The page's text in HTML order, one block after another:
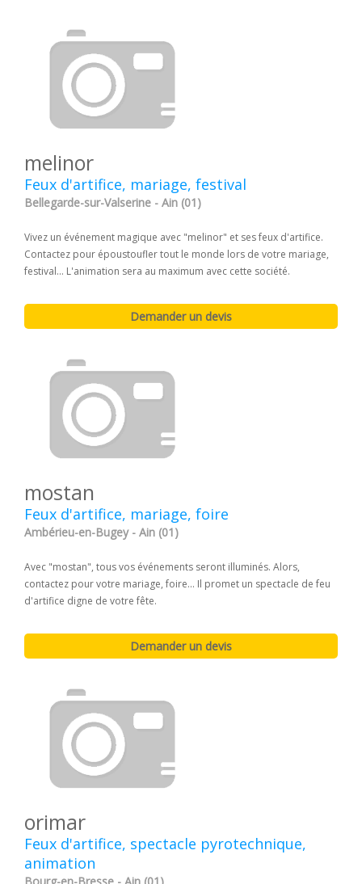
melinor
Feux d'artifice, mariage, festival
Bellegarde-sur-Valserine - Ain (01)
Vivez un événement magique avec "melinor" et ses feux d'artifice.
Contactez pour époustoufler tout le monde lors de votre mariage,
festival... L'animation sera au maximum avec cette société.
mostan
Feux d'artifice, mariage, foire
Ambérieu-en-Bugey - Ain (01)
Avec "mostan", tous vos événements seront illuminés. Alors,
contactez pour votre mariage, foire... Il promet un spectacle de feu
d'artifice digne de votre fête.
orimar
Feux d'artifice, spectacle pyrotechnique,
animation